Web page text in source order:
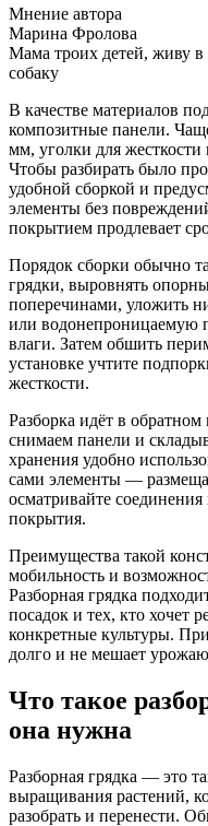
Мнение автора
Марина Фролова
Мама троих детей, живу
собаку
В качестве материалов
композитные панели.
мм, уголки для
Чтобы разбирать было
удобной сборкой и
элементы без
покрытием продлевает
Порядок сборки обычно
грядки, выровнять
поперечинами, уложить
или водонепроницаемую
влаги. Затем обшить
установке учтите
жесткости.
Разборка идёт в
снимаем панели и
хранения удобно
сами элементы —
осматривайте
покрытия.
Преимущества такой
мобильность и
Разборная грядка
посадок и тех, кто хочет
конкретные культуры.
долго и не мешает
Что такое
она нужна
Разборная грядка — это
выращивания растений,
разобрать и перенести.